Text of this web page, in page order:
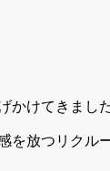
かけてきまし
を放つリクル